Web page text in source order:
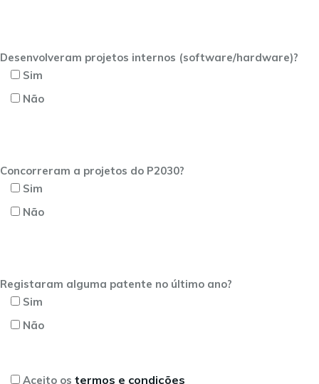
Desenvolveram projetos internos (software/hardware)?
Sim
Não
Concorreram a projetos do P2030?
Sim
Não
Registaram alguma patente no último ano?
Sim
Não
Aceito os termos e condições